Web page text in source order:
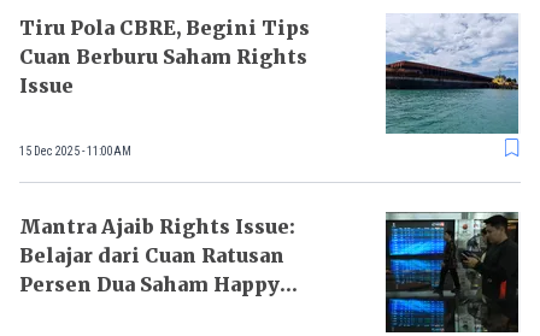
Tiru Pola CBRE, Begini Tips
Cuan Berburu Saham Rights
Issue
15 Dec 2025 - 11:00AM
Mantra Ajaib Rights Issue:
Belajar dari Cuan Ratusan
Persen Dua Saham Happy